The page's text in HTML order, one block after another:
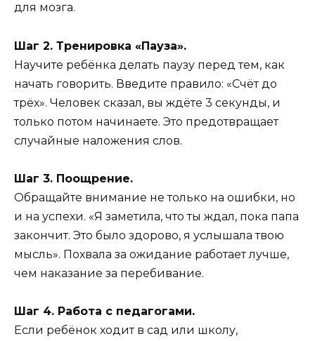
для мозга.
Шаг 2. Тренировка «Пауза».
Научите ребёнка делать паузу перед тем, как
начать говорить. Введите правило: «Счёт до
трёх». Человек сказал, вы ждёте 3 секунды, и
только потом начинаете. Это предотвращает
случайные наложения слов.
Шаг 3. Поощрение.
Обращайте внимание не только на ошибки, но
и на успехи. «Я заметила, что ты ждал, пока папа
закончит. Это было здорово, я услышала твою
мысль». Похвала за ожидание работает лучше,
чем наказание за перебивание.
Шаг 4. Работа с педагогами.
Если ребёнок ходит в сад или школу,